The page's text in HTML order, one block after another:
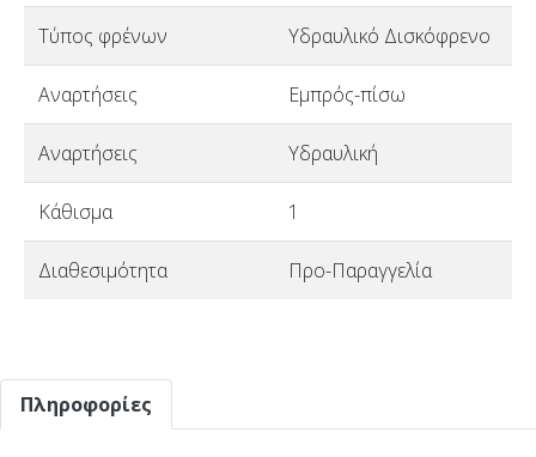
Τύπος φρένων Υδραυλικό Δισκόφρενο
Αναρτήσεις Εμπρός-πίσω
Αναρτήσεις Υδραυλική
Κάθισμα 1
Διαθεσιμότητα Προ-Παραγγελία
Πληροφορίες